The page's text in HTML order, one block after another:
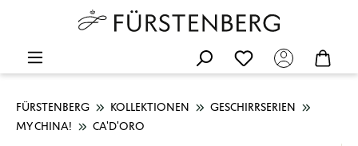
FÜRSTENBERG KOLLEKTIONEN
GESCHIRRSERIEN
MY CHINA!
CA'D'ORO